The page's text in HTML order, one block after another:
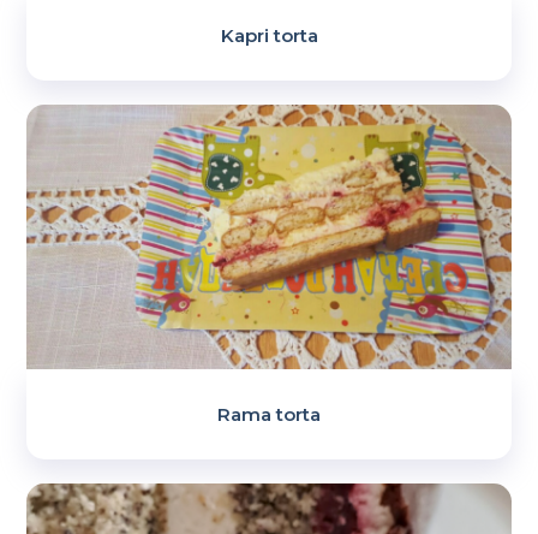
Kapri torta
Rama torta